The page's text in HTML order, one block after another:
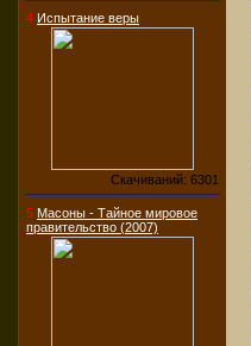
4 Испытание веры
Скачиваний: 6301
5 Масоны - Тайное мировое
правительство (2007)